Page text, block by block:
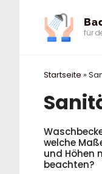
für
Startseite »
welche
und Höhen
beachten?